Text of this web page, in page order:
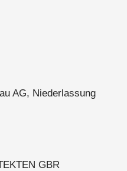
AG, Niederlassung
GBR